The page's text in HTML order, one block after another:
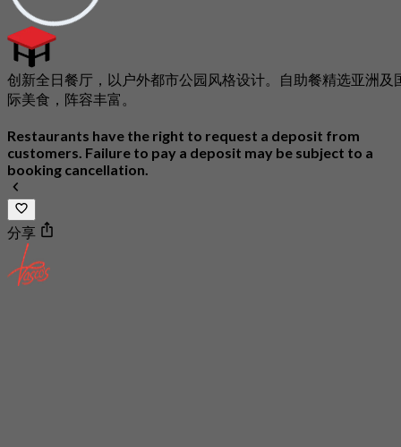
创新全日餐厅，以户外都市公园风格设计。自助餐精选亚洲及
际美食，阵容丰富。
Restaurants have the right to request a deposit from
customers. Failure to pay a deposit may be subject to a
booking cancellation.
分享